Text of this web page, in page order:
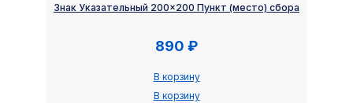
Знак Указательный 200×200 Пункт (место) сбора
890 ₽
В корзину
В корзину